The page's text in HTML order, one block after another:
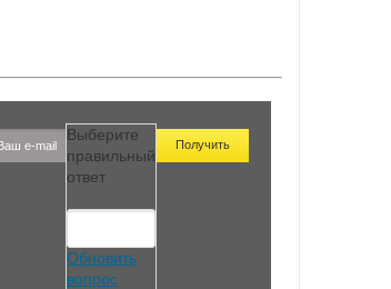
Выберите
правильный
ответ
Обновить
вопрос